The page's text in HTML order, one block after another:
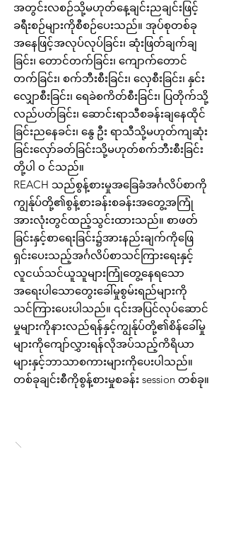
အတွင်းလစဉ်သို့မဟုတ်နေ့ချင်းညချင်းဖြင့်
ခရီးစဉ်များကိုစီစဉ်ပေးသည်။ အုပ်စုတစ်ခု
အနေဖြင့်အလုပ်လုပ်ခြင်း၊ ဆုံးဖြတ်ချက်ချ
ခြင်း၊ တောင်တက်ခြင်း၊ ကျောက်တောင်
တက်ခြင်း၊ စက်ဘီးစီးခြင်း၊ လှေစီးခြင်း၊ နှင်း
လျှောစီးခြင်း၊ ရေခဲစကိတ်စီးခြင်း၊ ပြတိုက်သို့
လည်ပတ်ခြင်း၊ ဆောင်းရာသီစခန်းချနေထိုင်
ခြင်းညနေခင်း၊ နွေ ဦး ရာသီသို့မဟုတ်ကျဆုံး
ခြင်းလှော်ခတ်ခြင်းသို့မဟုတ်စက်ဘီးစီးခြင်း
တို့ပါ ၀ င်သည်။
REACH သည်စွန့်စားမှုအခြေခံအင်္ဂလိပ်စာကို
ကျွန်ုပ်တို့၏စွန့်စားခန်းစခန်းအတွေ့အကြုံ
အားလုံးတွင်ထည့်သွင်းထားသည်။ စာဖတ်
ခြင်းနှင့်စာရေးခြင်း၌အားနည်းချက်ကိုဖြေ
ရှင်းပေးသည့်အင်္ဂလိပ်စာသင်ကြားရေးနှင့်
လူငယ်သင်ယူသူများကြုံတွေ့နေရသော
အရေးပါသောတွေးခေါ်မှုစွမ်းရည်များကို
သင်ကြားပေးပါသည်။ ၎င်းအပြင်လုပ်ဆောင်
မှုများကိုနားလည်ရန်နှင့်ကျွန်ုပ်တို့၏စိန်ခေါ်မှု
များကိုကျော်လွှားရန်လိုအပ်သည့်ကိရိယာ
များနှင့်ဘာသာစကားများကိုပေးပါသည်။
တစ်ခုချင်းစီကိုစွန့်စားမှုစခန်း session တစ်ခု။